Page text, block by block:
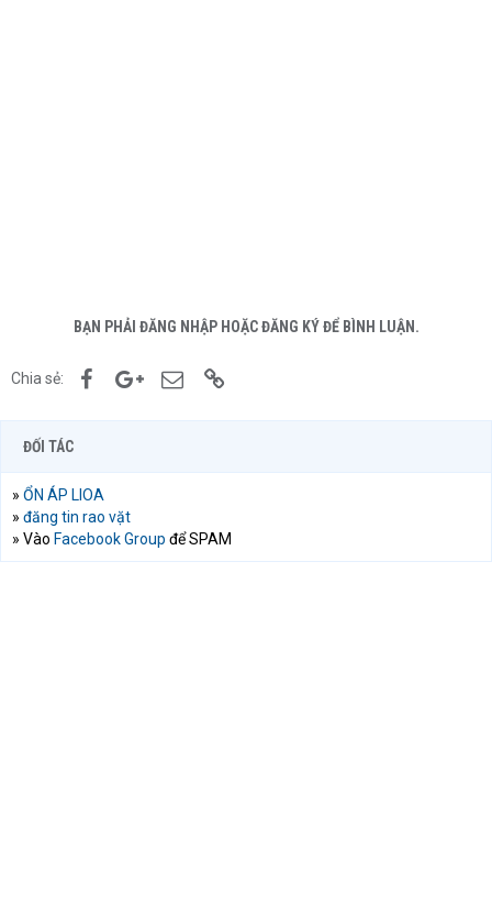
BẠN PHẢI ĐĂNG NHẬP HOẶC ĐĂNG KÝ ĐỂ BÌNH LUẬN.
Chia sẻ: FacebookGoogle+Email
ĐỐI TÁC
» ỔN ÁP LIOA
» đăng tin rao vặt
» Vào Facebook Group để SPAM